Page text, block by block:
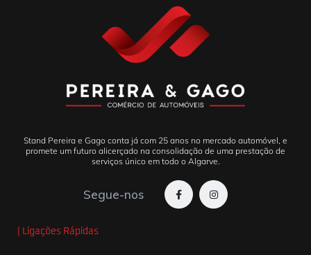
Stand Pereira e Gago conta já com 25 anos no mercado automóvel, e
promete um futuro alicerçado na consolidação de uma prestação de
serviços único em todo o Algarve.
Segue-nos
| Ligações Rápidas